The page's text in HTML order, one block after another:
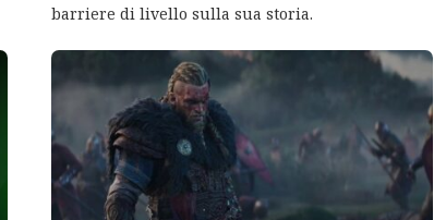
barriere di livello sulla sua storia.